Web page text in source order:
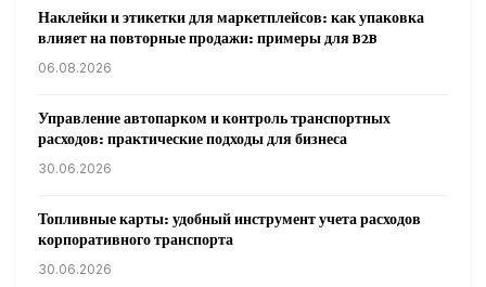
Наклейки и этикетки для маркетплейсов: как упаковка
влияет на повторные продажи: примеры для B2B
06.08.2026
Управление автопарком и контроль транспортных
расходов: практические подходы для бизнеса
30.06.2026
Топливные карты: удобный инструмент учета расходов
корпоративного транспорта
30.06.2026